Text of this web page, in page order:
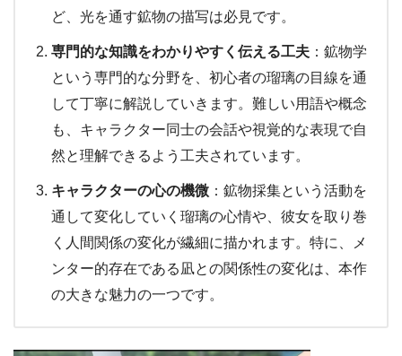
ど、光を通す鉱物の描写は必見です。
専門的な知識をわかりやすく伝える工夫 ：鉱物学
という専門的な分野を、初心者の瑠璃の目線を通
して丁寧に解説していきます。難しい用語や概念
も、キャラクター同士の会話や視覚的な表現で自
然と理解できるよう工夫されています。
キャラクターの心の機微 ：鉱物採集という活動を
通して変化していく瑠璃の心情や、彼女を取り巻
く人間関係の変化が繊細に描かれます。特に、メ
ンター的存在である凪との関係性の変化は、本作
の大きな魅力の一つです。